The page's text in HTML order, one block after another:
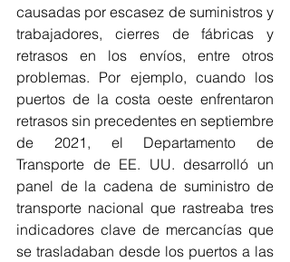
causadas por escasez de suministros y
trabajadores, cierres de fábricas y
retrasos en los envíos, entre otros
problemas. Por ejemplo, cuando los
puertos de la costa oeste enfrentaron
retrasos sin precedentes en septiembre
de 2021, el Departamento de
Transporte de EE. UU. desarrolló un
panel de la cadena de suministro de
transporte nacional que rastreaba tres
indicadores clave de mercancías que
se trasladaban desde los puertos a las